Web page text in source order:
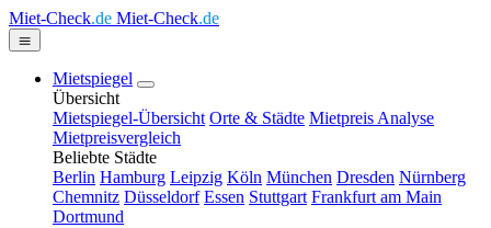
Miet-Check.de Miet-Check.de
Mietspiegel
Übersicht
Mietspiegel-Übersicht Orte & Städte Mietpreis Analyse
Mietpreisvergleich
Beliebte Städte
Berlin Hamburg Leipzig Köln München Dresden Nürnberg
Chemnitz Düsseldorf Essen Stuttgart Frankfurt am Main
Dortmund